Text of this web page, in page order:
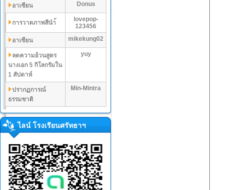
อาเซียน Donus
การวาดภาพสีนำ้
lovepop-
123456
อาเซียน
mikekung02
ลดความอ้วนสูตร
นางเอก 5 กิโลกรัมใน
1 สัปดาห์
yuy
ปรากฏการณ์
ธรรมชาติ
Min-Mintra
ไลน์ โรงเรียนศรัทธาฯ